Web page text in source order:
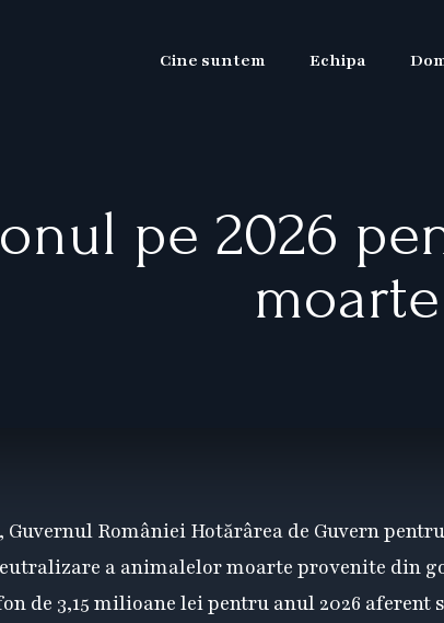
Cine suntem Echipa
pe 2026
Guvernul României Hotărârea de Guvern
a animalelor moarte provenite din
de 3,15 milioane lei pentru anul 2026